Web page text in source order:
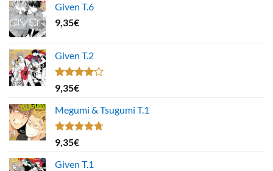
Given T.6
9,35€
Given T.2
Note
4.00
5
9,35€
Megumi & Tsugumi T.1
Note4.67
sur 5
9,35€
Given T.1